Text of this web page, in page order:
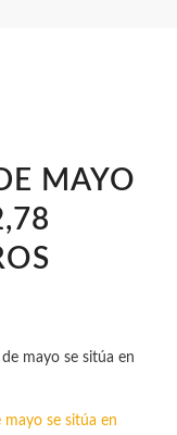
MAYO
se sitúa en